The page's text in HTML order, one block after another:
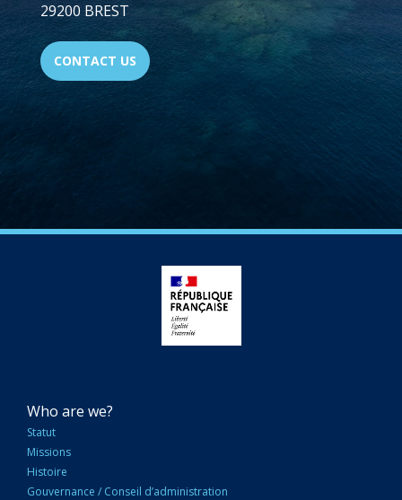
29200 BREST
CONTACT US
NAVIGATION
PRINCIPALE
Who are we?
Statut
Missions
Histoire
Gouvernance / Conseil d’administration